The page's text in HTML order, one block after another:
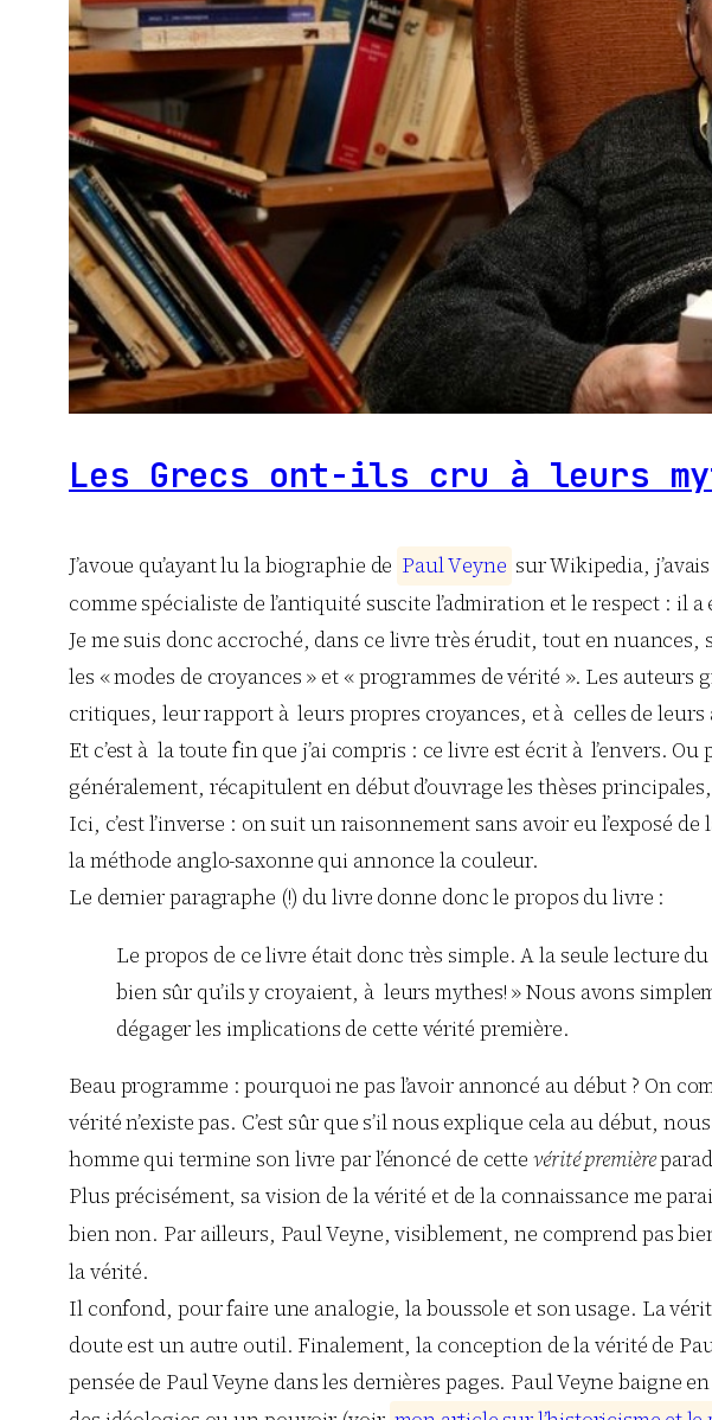
Les Grecs ont-ils cru à leurs
J’avoue qu’ayant lu la biographie de PaulVeyne sur Wikipedia,
comme spécialiste de l’antiquité suscite l’admiration et le respect : il
Je me suis donc accroché, dans ce livre très érudit, tout en
les « modes de croyances » et « programmes de vérité ». Les
critiques, leur rapport à leurs propres croyances, et à celles de
Et c’est à la toute fin que j’ai compris : ce livre est écrit à l’envers.
généralement, récapitulent en début d’ouvrage les thèses
Ici, c’est l’inverse : on suit un raisonnement sans avoir eu l’exposé
la méthode anglo-saxonne qui annonce la couleur.
Le dernier paragraphe (!) du livre donne donc le propos du livre :
Le propos de ce livre était donc très simple. A la seule lecture
bien sûr qu’ils y croyaient, à leurs mythes! » Nous avons
dégager les implications de cette vérité première.
Beau programme : pourquoi ne pas l’avoir annoncé au début ? On
vérité n’existe pas. C’est sûr que s’il nous explique cela au début,
homme qui termine son livre par l’énoncé de cette vérité première
Plus précisément, sa vision de la vérité et de la connaissance me
bien non. Par ailleurs, Paul Veyne, visiblement, ne comprend pas
la vérité.
Il confond, pour faire une analogie, la boussole et son usage. La
doute est un autre outil. Finalement, la conception de la vérité de
pensée de Paul Veyne dans les dernières pages. Paul Veyne baigne